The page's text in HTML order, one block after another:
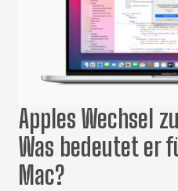
Apples Wechsel
Was bedeutet er
Mac?